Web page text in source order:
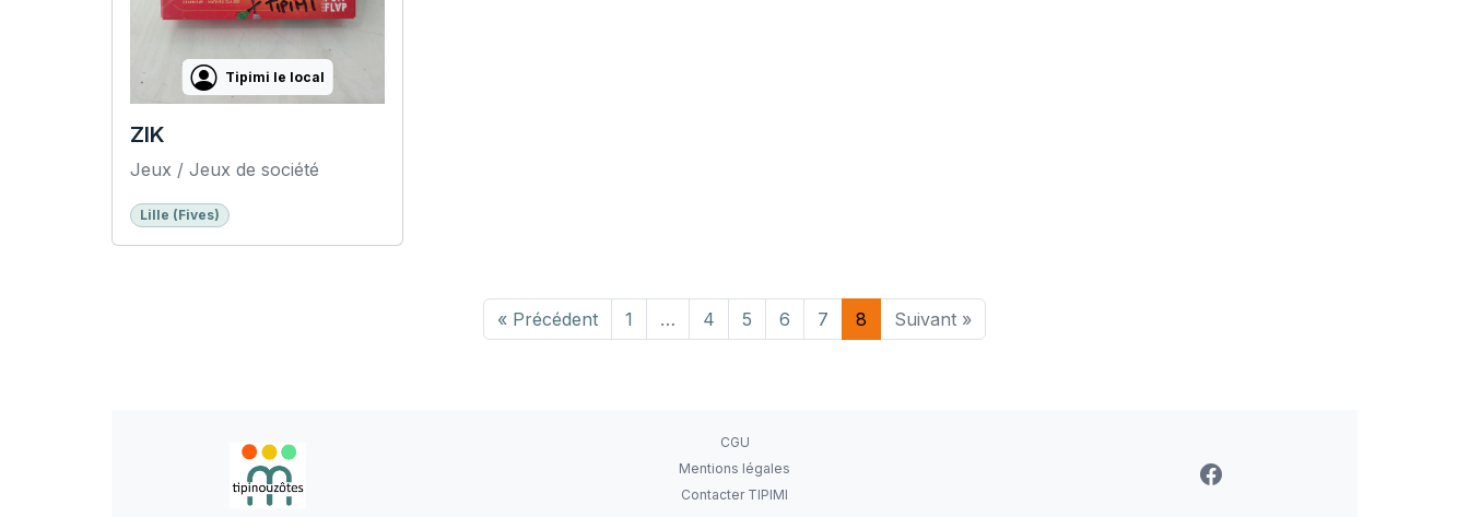
Tipimi le local
ZIK
Jeux / Jeux de société
Lille (Fives)
« Précédent 1 … 4 5 6 7 8 Suivant »
CGU
Mentions légales
Contacter TIPIMI